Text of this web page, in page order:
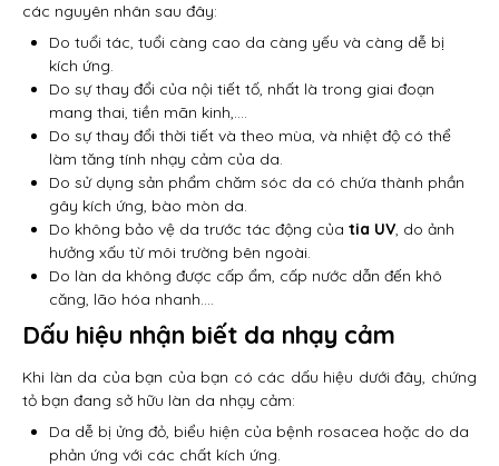
các nguyên nhân sau đây:
Do tuổi tác, tuổi càng cao da càng yếu và càng dễ bị
kích ứng.
Do sự thay đổi của nội tiết tố, nhất là trong giai đoạn
mang thai, tiền mãn kinh,….
Do sự thay đổi thời tiết và theo mùa, và nhiệt độ có thể
làm tăng tính nhạy cảm của da.
Do sử dụng sản phẩm chăm sóc da có chứa thành phần
gây kích ứng, bào mòn da.
Do không bảo vệ da trước tác động của tia UV, do ảnh
hưởng xấu từ môi trường bên ngoài.
Do làn da không được cấp ẩm, cấp nước dẫn đến khô
căng, lão hóa nhanh….
Dấu hiệu nhận biết da nhạy cảm
Khi làn da của bạn của bạn có các dấu hiệu dưới đây, chứng
tỏ bạn đang sở hữu làn da nhạy cảm:
Da dễ bị ửng đỏ, biểu hiện của bệnh rosacea hoặc do da
phản ứng với các chất kích ứng.